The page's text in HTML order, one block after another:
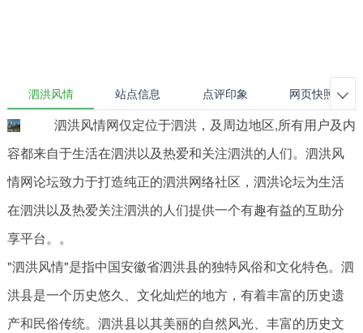
泗洪风情 站点信息 点评印象 网页快照 
泗洪风情网仅定位于泗洪，及周边地区,所有用户及内
容都来自于生活在泗洪以及热爱和关注泗洪的人们。泗洪风
情网论坛致力于打造纯正的泗洪网络社区，泗洪论坛为生活
在泗洪以及热爱关注泗洪的人们提供一个有趣有益的互助分
享平台。。
"泗洪风情"是指中国安徽省泗洪县的独特风俗和文化特色。泗
洪县是一个历史悠久、文化灿烂的地方，有着丰富的历史遗
产和民俗传统。泗洪县以其美丽的自然风光、丰富的历史文